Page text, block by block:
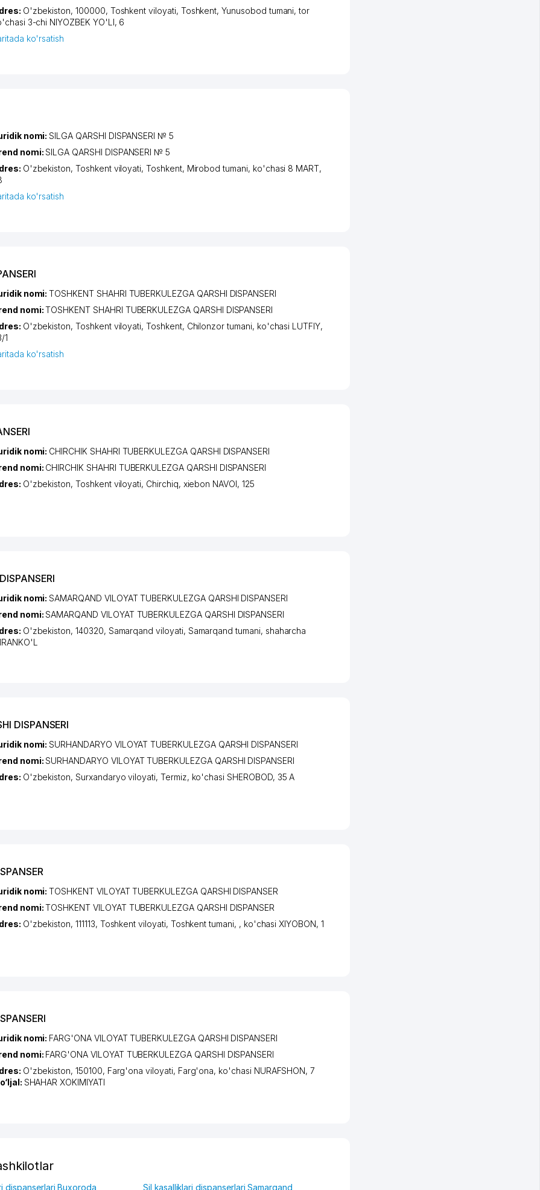
O'zbekiston, 100000, Toshkent viloyati, Toshkent,Yunusobod tumani,tor
3-chi NIYOZBEK YO'LI, 6
ko'rsatish
nomi:SILGA QARSHI DISPANSERI № 5
nomi:SILGA QARSHI DISPANSERI № 5
O'zbekiston,Toshkent viloyati,Toshkent, Mirobod tumani, ko'chasi 8 MART,
ko'rsatish
nomi:TOSHKENT SHAHRI TUBERKULEZGA QARSHI DISPANSERI
nomi:TOSHKENT SHAHRI TUBERKULEZGA QARSHI DISPANSERI
O'zbekiston,Toshkent viloyati,Toshkent, Chilonzor tumani, ko'chasi LUTFIY,
1
ko'rsatish
nomi: CHIRCHIK SHAHRI TUBERKULEZGA QARSHI DISPANSERI
nomi: CHIRCHIK SHAHRI TUBERKULEZGA QARSHI DISPANSERI
O'zbekiston,Toshkent viloyati, Chirchiq, xiеbon NAVOI, 125
nomi:SAMARQAND VILOYAT TUBERKULEZGA QARSHI DISPANSERI
nomi:SAMARQAND VILOYAT TUBERKULEZGA QARSHI DISPANSERI
O'zbekiston, 140320, Samarqand viloyati, Samarqand tumani, shaharcha
DISPANSERI
nomi:SURHANDARYO VILOYAT TUBERKULEZGA QARSHI DISPANSERI
nomi:SURHANDARYO VILOYAT TUBERKULEZGA QARSHI DISPANSERI
O'zbekiston,Surxandaryo viloyati, Termiz, ko'chasi SHEROBOD, 35 A
nomi:TOSHKENT VILOYAT TUBERKULEZGA QARSHI DISPANSER
nomi:TOSHKENT VILOYAT TUBERKULEZGA QARSHI DISPANSER
O'zbekiston, 111113, Toshkent viloyati, Toshkent tumani, , ko'chasi XIYOBON, 1
nomi: FARG'ONA VILOYAT TUBERKULEZGA QARSHI DISPANSERI
nomi: FARG'ONA VILOYAT TUBERKULEZGA QARSHI DISPANSERI
O'zbekiston, 150100, Farg'ona viloyati, Farg'ona, ko'chasi NURAFSHON, 7
SHAHAR XOKIMIYATI
dispanserlari Buxoroda Sil kasalliklari dispanserlari Samarqand